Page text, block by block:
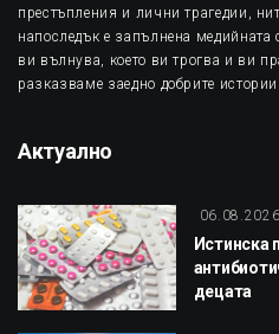
престъпления и лични трагедии,
напоследък е запълнена медийната
ви вълнува, което ви трогва и ви
разказваме заедно добрите
Актуално
06.08.2026
Истинска
децата